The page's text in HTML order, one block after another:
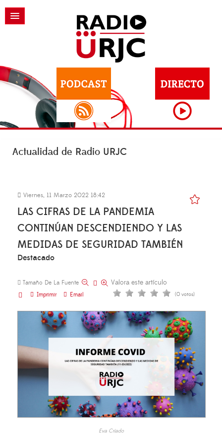
Actualidad de Radio URJC
Viernes, 11 Marzo 2022 18:42
LAS CIFRAS DE LA PANDEMIA
CONTINÚAN DESCENDIENDO Y LAS
MEDIDAS DE SEGURIDAD TAMBIÉN
Destacado
Tamaño De La Fuente
Imprimir
Email
Valora este artículo
(0 votos)
Eva Criado